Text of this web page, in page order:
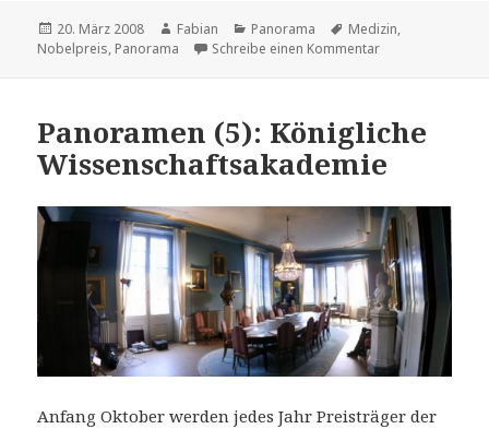
Veröffentlicht
am
20. März 2008 Autor
Fabian Kategorien
Panorama Schlagwörter
Medizin,
Nobelpreis, Panorama Schreibe einen Kommentarzu Panoramen
Panoramen (5): Königliche
Wissenschaftsakademie
Anfang Oktober werden jedes Jahr Preisträger der